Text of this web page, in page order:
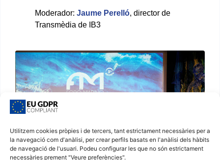
Utilitzem cookies pròpies i de tercers, tant estrictament necessàries per a
la navegació com d'anàlisi, per crear perfils basats en l'anàlisi dels hàbits
de navegació de l'usuari. Podeu configurar les que no són estrictament
necessàries prement "Veure preferències".
Moderador: Jaume Perelló, director de
Transmèdia de IB3